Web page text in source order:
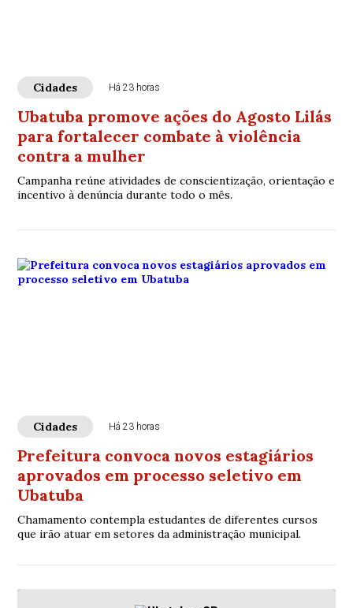
Cidades Há 23 horas
Ubatuba promove ações do Agosto Lilás
para fortalecer combate à violência
contra a mulher
Campanha reúne atividades de conscientização, orientação e
incentivo à denúncia durante todo o mês.
Cidades Há 23 horas
Prefeitura convoca novos estagiários
aprovados em processo seletivo em
Ubatuba
Chamamento contempla estudantes de diferentes cursos
que irão atuar em setores da administração municipal.